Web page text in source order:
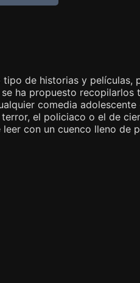
de historias y películas,
ha propuesto recopilarlos
comedia
el policiaco o el de
con un cuenco lleno de